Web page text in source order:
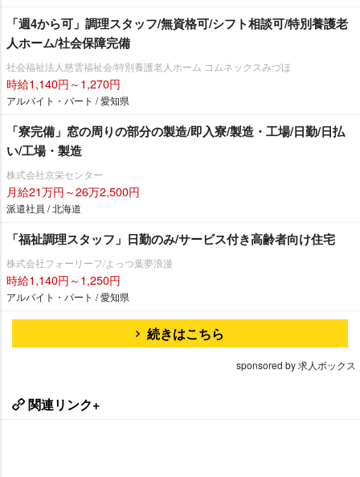
「週4から可」調理スタッフ/無資格可/シフト相談可/特別養護老
人ホーム/社会保障完備
社会福祉法人慈雲福祉会/特別養護老人ホーム コムネックスみづほ
時給1,140円～1,270円
アルバイト・パート / 愛知県
「寮完備」窓の周りの部分の製造/即入寮/製造・工場/日勤/日払
い/工場・製造
株式会社京栄センター
月給21万円～26万2,500円
派遣社員 / 北海道
「福祉調理スタッフ」日勤のみ/サービス付き高齢者向け住宅
株式会社フォーリーフ/よっつ葉夢浪漫
時給1,140円～1,250円
アルバイト・パート / 愛知県
続きはこちら
sponsored by 求人ボックス
関連リンク+